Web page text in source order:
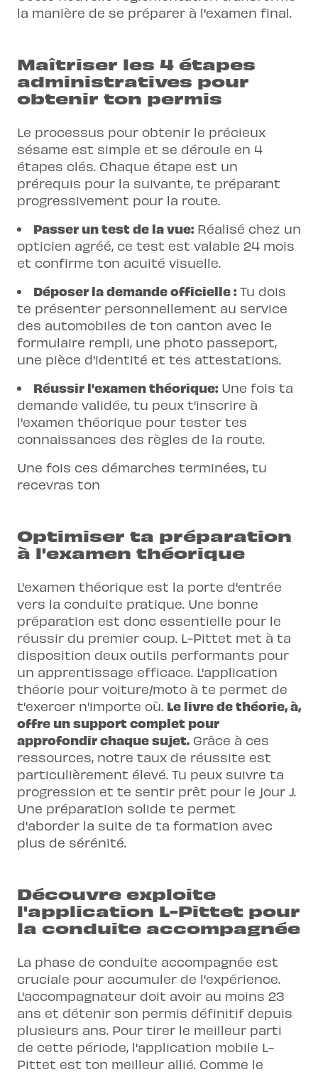
la manière de se préparer à l'examen final.
Maîtriser les 4 étapes
administratives pour
obtenir ton permis
Le processus pour obtenir le précieux
sésame est simple et se déroule en 4
étapes clés. Chaque étape est un
prérequis pour la suivante, te préparant
progressivement pour la route.
Passer un test de la vue: Réalisé chez un
opticien agréé, ce test est valable 24 mois
et confirme ton acuité visuelle.
Déposer la demande officielle : Tu dois
te présenter personnellement au service
des automobiles de ton canton avec le
formulaire rempli, une photo passeport,
une pièce d'identité et tes attestations.
Réussir l'examen théorique: Une fois ta
demande validée, tu peux t'inscrire à
l'examen théorique pour tester tes
connaissances des règles de la route.
Une fois ces démarches terminées, tu
recevras ton
Optimiser ta préparation
à l'examen théorique
L'examen théorique est la porte d'entrée
vers la conduite pratique. Une bonne
préparation est donc essentielle pour le
réussir du premier coup. L-Pittet met à ta
disposition deux outils performants pour
un apprentissage efficace. L'application
théorie pour voiture/moto à te permet de
t'exercer n'importe où. Le livre de théorie, à,
offre un support complet pour
approfondir chaque sujet. Grâce à ces
ressources, notre taux de réussite est
particulièrement élevé. Tu peux suivre ta
progression et te sentir prêt pour le jour J.
Une préparation solide te permet
d'aborder la suite de ta formation avec
plus de sérénité.
Découvre exploite
l'application L-Pittet pour
la conduite accompagnée
La phase de conduite accompagnée est
cruciale pour accumuler de l'expérience.
L'accompagnateur doit avoir au moins 23
ans et détenir son permis définitif depuis
plusieurs ans. Pour tirer le meilleur parti
de cette période, l'application mobile L-
Pittet est ton meilleur allié. Comme le